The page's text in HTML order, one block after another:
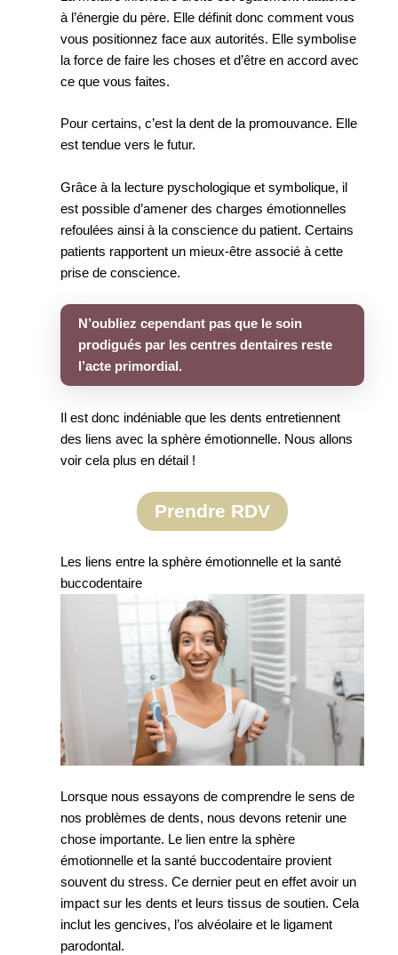
à l’énergie du père. Elle définit donc comment vous
vous positionnez face aux autorités. Elle symbolise
la force de faire les choses et d’être en accord avec
ce que vous faites.
Pour certains, c’est la dent de la promouvance. Elle
est tendue vers le futur.
Grâce à la lecture pyschologique et symbolique, il
est possible d’amener des charges émotionnelles
refoulées ainsi à la conscience du patient. Certains
patients rapportent un mieux-être associé à cette
prise de conscience.
N’oubliez cependant pas que le soin
prodigués par les centres dentaires reste
l’acte primordial.
Il est donc indéniable que les dents entretiennent
des liens avec la sphère émotionnelle. Nous allons
voir cela plus en détail !
Prendre RDV
Les liens entre la sphère émotionnelle et la santé
buccodentaire
Lorsque nous essayons de comprendre le sens de
nos problèmes de dents, nous devons retenir une
chose importante. Le lien entre la sphère
émotionnelle et la santé buccodentaire provient
souvent du stress. Ce dernier peut en effet avoir un
impact sur les dents et leurs tissus de soutien. Cela
inclut les gencives, l’os alvéolaire et le ligament
parodontal.